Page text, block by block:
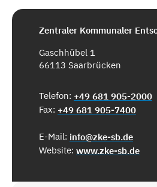
Zentraler Kommunaler
Gaschhübel 1
66113 Saarbrücken
Telefon: +49 681 905-2000
Fax: +49 681 905-7400
E-Mail: info@zke-sb.de
Website: www.zke-sb.de